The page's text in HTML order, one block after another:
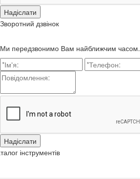
Зворотний дзвінок
Ми передзвонимо Вам найближчим часом.
інструментів